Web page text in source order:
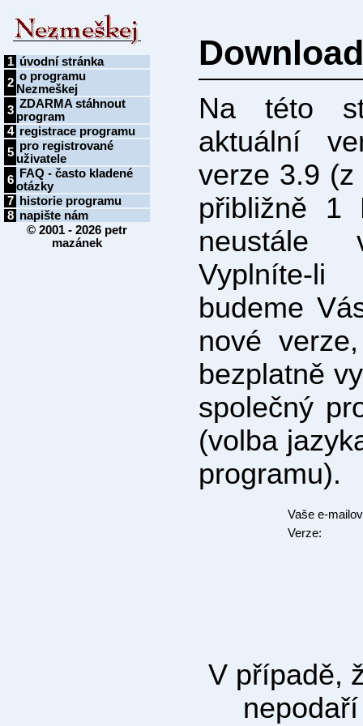
1 úvodní stránka
2 o programu
Nezmeškej
3 ZDARMA stáhnout
program
4 registrace programu
5 pro registrované
uživatele
6
FAQ - často kladené
otázky
7
historie programu
8 napište nám
© 2001 - 2026 petr
mazánek
Na této
aktuální
verze 3.9
přibližně 1
neustále
Vyplníte-
budeme
nové
bezplatně
společný
(volba
programu).
Vaše e-
Verze:
V případě,